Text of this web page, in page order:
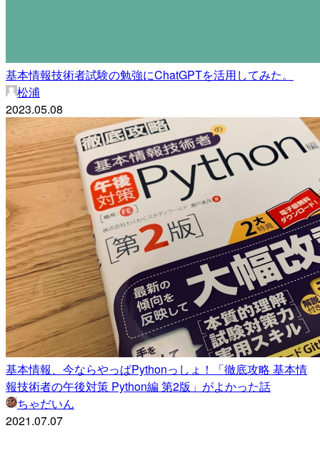
基本情報技術者試験の勉強にChatGPTを活用してみた。
松浦
2023.05.08
基本情報、今ならやっぱPythonっしょ！「徹底攻略 基本情
報技術者の午後対策 Python編 第2版」がよかった話
ちゃだいん
2021.07.07